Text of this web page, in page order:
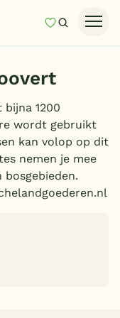
MijnZoeken
1200
wordt gebruikt
kan volop op dit
nemen je mee
bosgebieden.